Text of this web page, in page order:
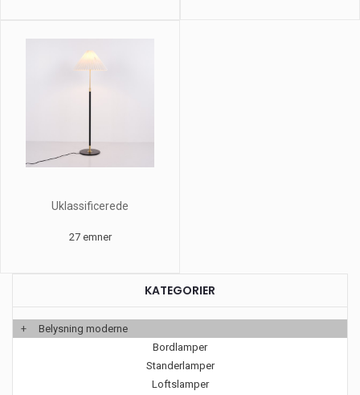
Uklassificerede
27 emner
KATEGORIER
+
Belysning moderne
Bordlamper
Standerlamper
Loftslamper